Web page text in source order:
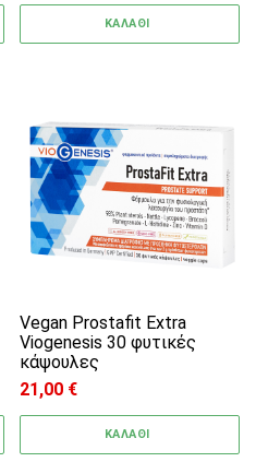
ΚΑΛΑΘΙ
Vegan Prostafit Extra
Viogenesis 30 φυτικές
κάψουλες
21,00 €
ΚΑΛΑΘΙ